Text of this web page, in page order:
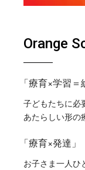
Orange
「療育×学習＝
子どもたちに必
あたらしい形の
「療育×発達」
お子さま一人ひ